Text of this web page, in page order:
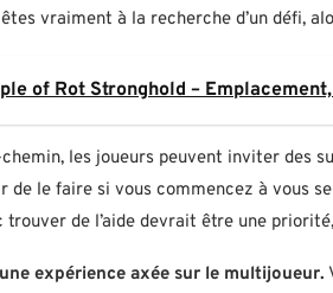
vraiment à la recherche d’un défi,
of Rot Stronghold –
les joueurs peuvent inviter des
de le faire si vous commencez à vous
de l’aide devrait être une
expérience axée sur le multijoueur.